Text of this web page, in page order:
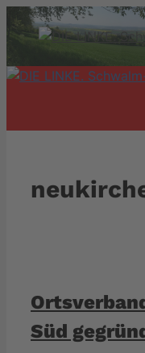
Zum
Inhalt
springen
Süd